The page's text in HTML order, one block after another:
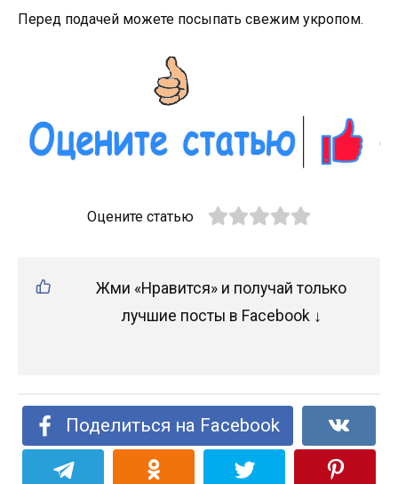
Перед подачей можете посыпать свежим укропом.
Оцените статью
Жми «Нравится» и получай только
лучшие посты в Facebook ↓
Поделиться на Facebook